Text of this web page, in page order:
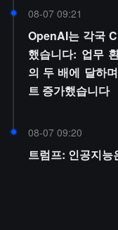
08-07 09:21
OpenAI는 각국
했습니다: 업무
의 두 배에 달하
트 증가했습니다
08-07 09:20
트럼프: 인공지능